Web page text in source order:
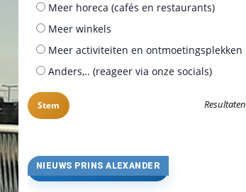
Meer horeca (cafés en restaurants)
Meer winkels
Meer activiteiten en ontmoetingsplekken
Anders,.. (reageer via onze socials)
Resultaten
NIEUWS PRINS ALEXANDER